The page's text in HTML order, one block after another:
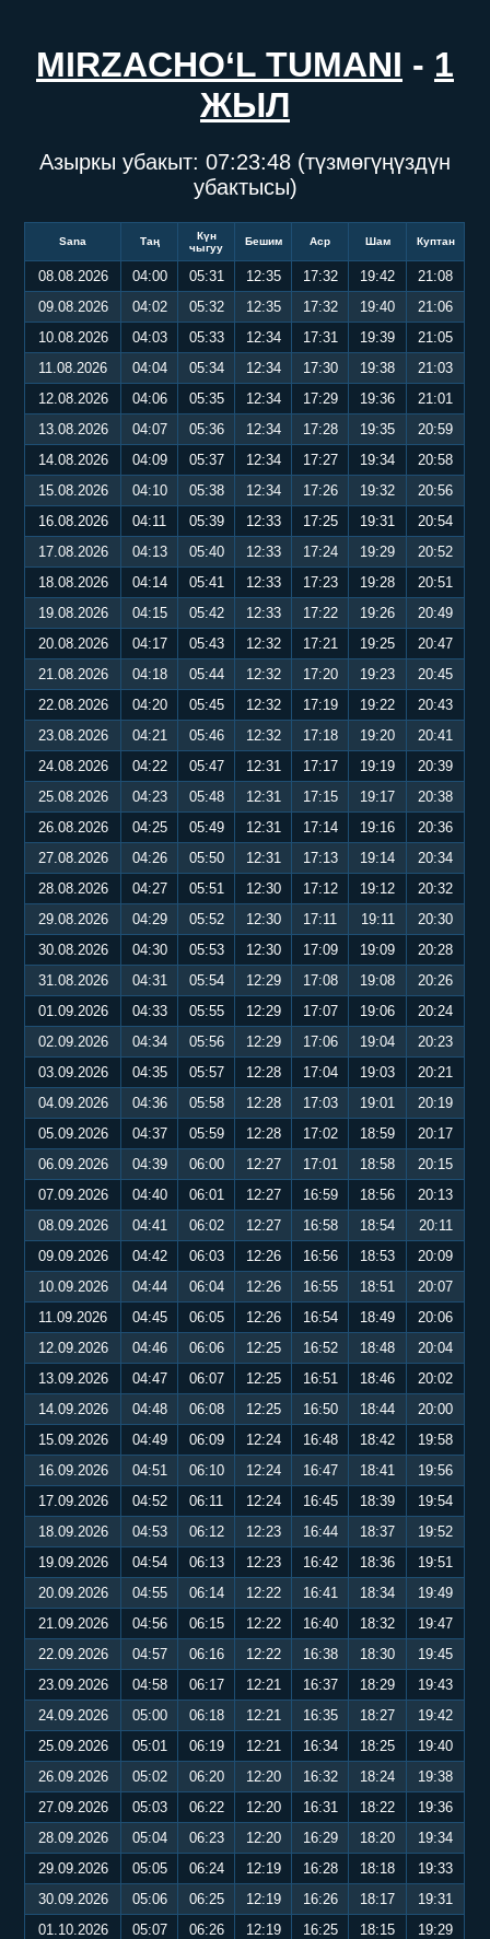
MIRZACHO‘L TUMANI - 1
ЖЫЛ
Азыркы убакыт: 07:23:49 (түзмөгүңүздүн
убактысы)
Sana Таң
Күн
чыгуу
Бешим Аср Шам Куптан
08.08.2026 04:00 05:31 12:35 17:32 19:42
21:08
09.08.2026
04:02 05:32 12:35 17:32 19:40
21:06
10.08.2026
04:03 05:33 12:34 17:31 19:39
21:05
11.08.2026
04:04 05:34 12:34 17:30 19:38
21:03
12.08.2026
04:06 05:35 12:34 17:29 19:36
21:01
13.08.2026
04:07 05:36 12:34 17:28 19:35
20:59
14.08.2026
04:09 05:37 12:34 17:27 19:34
20:58
15.08.2026
04:10 05:38 12:34 17:26 19:32
20:56
16.08.2026
04:11 05:39 12:33 17:25 19:31
20:54
17.08.2026
04:13 05:40 12:33 17:24 19:29
20:52
18.08.2026
04:14 05:41 12:33 17:23 19:28
20:51
19.08.2026
04:15 05:42 12:33 17:22 19:26
20:49
20.08.2026
04:17 05:43 12:32 17:21 19:25
20:47
21.08.2026
04:18 05:44 12:32 17:20 19:23
20:45
22.08.2026
04:20 05:45 12:32 17:19 19:22
20:43
23.08.2026
04:21 05:46 12:32 17:18 19:20
20:41
24.08.2026
04:22 05:47 12:31 17:17 19:19
20:39
25.08.2026
04:23 05:48 12:31 17:15 19:17
20:38
26.08.2026
04:25 05:49 12:31 17:14 19:16
20:36
27.08.2026
04:26 05:50 12:31 17:13 19:14
20:34
28.08.2026
04:27 05:51 12:30 17:12 19:12
20:32
29.08.2026
04:29 05:52 12:30 17:11 19:11
20:30
30.08.2026
04:30 05:53 12:30 17:09 19:09
20:28
31.08.2026
04:31 05:54 12:29 17:08 19:08
20:26
01.09.2026
04:33 05:55 12:29 17:07 19:06
20:24
02.09.2026
04:34 05:56 12:29 17:06 19:04
20:23
03.09.2026
04:35 05:57 12:28 17:04 19:03
20:21
04.09.2026
04:36 05:58 12:28 17:03 19:01
20:19
05.09.2026
04:37 05:59 12:28 17:02 18:59
20:17
06.09.2026
04:39 06:00 12:27 17:01 18:58
20:15
07.09.2026
04:40 06:01 12:27 16:59 18:56
20:13
08.09.2026
04:41 06:02 12:27 16:58 18:54
20:11
09.09.2026
04:42 06:03 12:26 16:56 18:53
20:09
10.09.2026
04:44 06:04 12:26 16:55 18:51
20:07
11.09.2026
04:45 06:05 12:26 16:54 18:49
20:06
12.09.2026
04:46 06:06 12:25 16:52 18:48
20:04
13.09.2026
04:47 06:07 12:25 16:51 18:46
20:02
14.09.2026
04:48 06:08 12:25 16:50 18:44
20:00
15.09.2026
04:49 06:09 12:24 16:48 18:42
19:58
16.09.2026
04:51 06:10 12:24 16:47 18:41
19:56
17.09.2026
04:52 06:11 12:24 16:45 18:39
19:54
18.09.2026
04:53 06:12 12:23 16:44 18:37
19:52
19.09.2026
04:54 06:13 12:23 16:42 18:36
19:51
20.09.2026
04:55 06:14 12:22 16:41 18:34
19:49
21.09.2026
04:56 06:15 12:22 16:40 18:32
19:47
22.09.2026
04:57 06:16 12:22 16:38 18:30
19:45
23.09.2026
04:58 06:17 12:21 16:37 18:29
19:43
24.09.2026
05:00 06:18 12:21 16:35 18:27
19:42
25.09.2026
05:01 06:19 12:21 16:34 18:25
19:40
26.09.2026
05:02 06:20 12:20 16:32 18:24
19:38
27.09.2026
05:03 06:22 12:20 16:31 18:22
19:36
28.09.2026
05:04 06:23 12:20 16:29 18:20
19:34
29.09.2026
05:05 06:24 12:19 16:28 18:18
19:33
30.09.2026
05:06 06:25 12:19 16:26 18:17
19:31
01.10.2026
05:07 06:26 12:19 16:25 18:15
19:29